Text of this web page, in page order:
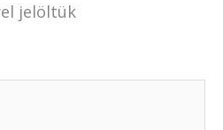
jelöltük